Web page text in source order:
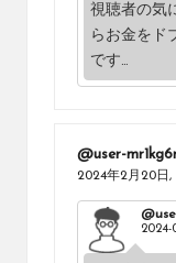
視聴者の気
らお金をド
です…
@user-
2024年2月20日,
2024-